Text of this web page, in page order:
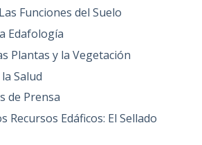
Funciones del Suelo
Edafología
Plantas y la Vegetación
Salud
de Prensa
Recursos Edáficos: El Sellado